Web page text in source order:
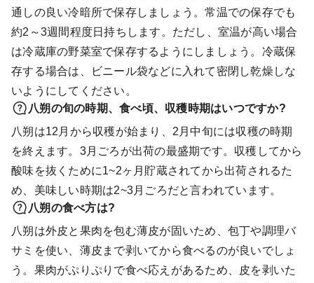
通しの良い冷暗所で保存しましょう。常温での保存でも
約2～3週間程度日持ちします。ただし、室温が高い場合
は冷蔵庫の野菜室で保存するようにしましょう。冷蔵保
存する場合は、ビニール袋などに入れて密閉し乾燥しな
いようにしてください。
八朔の旬の時期、食べ頃、収穫時期はいつですか?
八朔は12月から収穫が始まり、2月中旬には収穫の時期
を終えます。3月ごろが出荷の最盛期です。収穫してから
酸味を抜くために1~2ヶ月貯蔵されてから出荷されるた
め、美味しい時期は2~3月ごろだと言われています。
八朔の食べ方は?
八朔は外皮と果肉を包む薄皮が固いため、包丁や調理バ
サミを使い、薄皮まで剥いてから食べるのが良いでしょ
う。果肉がぷりぷりで食べ応えがあるため、皮を剥いた